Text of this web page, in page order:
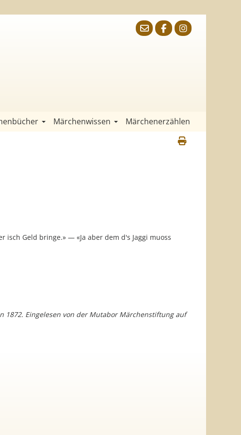
Märchenwissen Märchenerzählen
Geld bringe.» — «Ja aber dem d's Jaggi muoss
1872. Eingelesen von der Mutabor Märchenstiftung auf